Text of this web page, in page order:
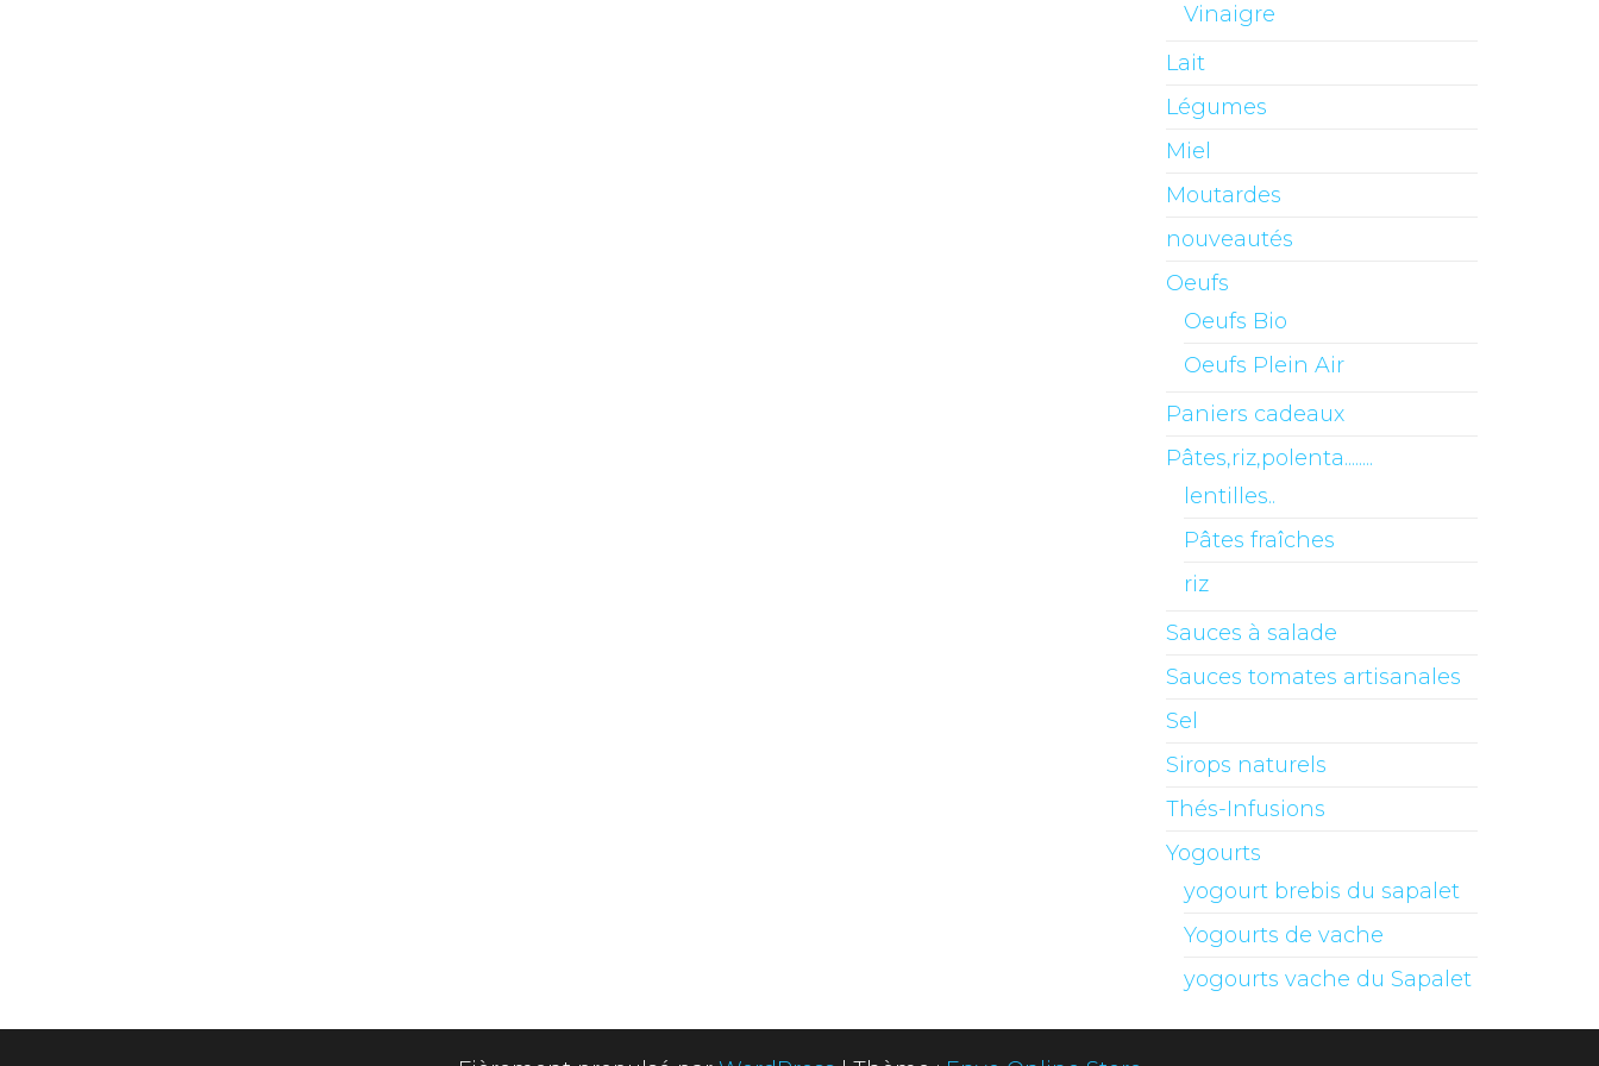
Vinaigre
Lait
Légumes
Miel
Moutardes
nouveautés
Oeufs
Oeufs Bio
Oeufs Plein Air
Paniers cadeaux
Pâtes,riz,polenta........
lentilles..
Pâtes fraîches
riz
Sauces à salade
Sauces tomates artisanales
Sel
Sirops naturels
Thés-Infusions
Yogourts
yogourt brebis du sapalet
Yogourts de vache
yogourts vache du Sapalet